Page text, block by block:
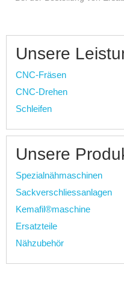
Unsere
CNC-Fräsen
CNC-Drehen
Schleifen
Unsere
Spezialnähmaschinen
Sackverschliessanlagen
Kemafil®maschine
Ersatzteile
Nähzubehör